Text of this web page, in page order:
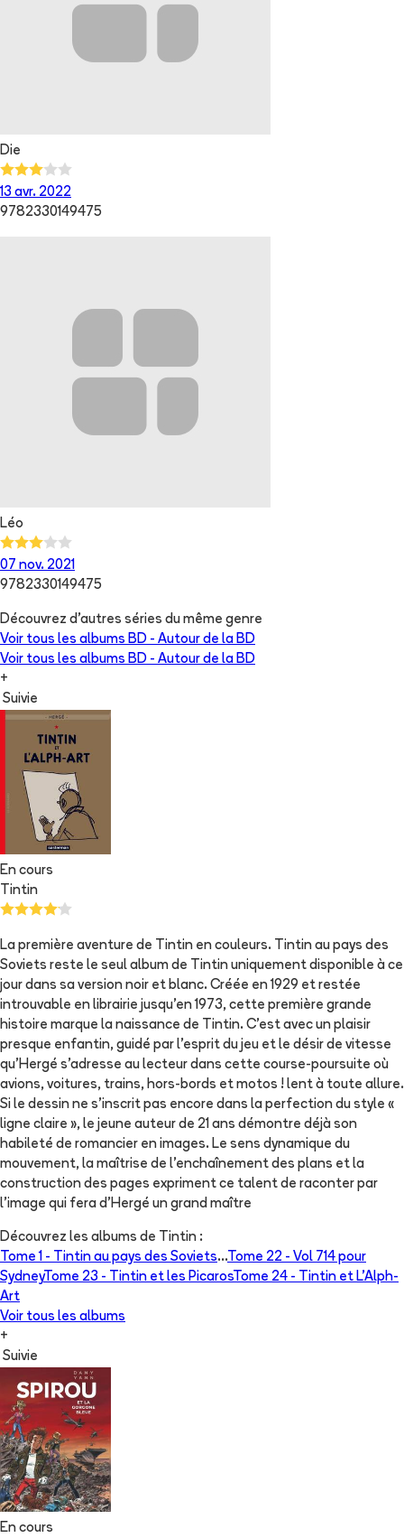
Die
13 avr. 2022
9782330149475
Léo
07 nov. 2021
9782330149475
Découvrez d'autres séries du même genre
Voir tous les albums BD - Autour de la BD
Voir tous les albums BD - Autour de la BD
+
Suivie
En cours
Tintin
La première aventure de Tintin en couleurs. Tintin au pays des
Soviets reste le seul album de Tintin uniquement disponible à ce
jour dans sa version noir et blanc. Créée en 1929 et restée
introuvable en librairie jusqu'en 1973, cette première grande
histoire marque la naissance de Tintin. C'est avec un plaisir
presque enfantin, guidé par l'esprit du jeu et le désir de vitesse
qu'Hergé s'adresse au lecteur dans cette course-poursuite où
avions, voitures, trains, hors-bords et motos ! lent à toute allure.
Si le dessin ne s'inscrit pas encore dans la perfection du style «
ligne claire », le jeune auteur de 21 ans démontre déjà son
habileté de romancier en images. Le sens dynamique du
mouvement, la maîtrise de l'enchaînement des plans et la
construction des pages expriment ce talent de raconter par
l'image qui fera d'Hergé un grand maître
Découvrez les albums de Tintin :
Tome 1 - Tintin au pays des Soviets...Tome 22 - Vol 714 pour
SydneyTome 23 - Tintin et les PicarosTome 24 - Tintin et L'Alph-
Art
Voir tous les albums
+
Suivie
En cours